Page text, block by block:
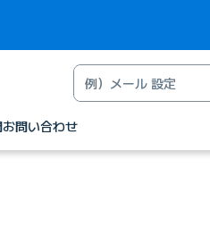
お問い合わせ